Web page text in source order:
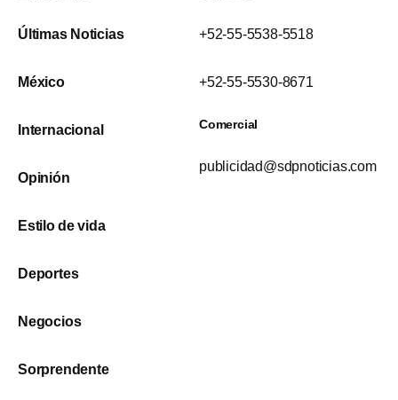
Últimas Noticias
México
Internacional
Opinión
Estilo de vida
Deportes
Negocios
Sorprendente
+52-55-5538-5518
+52-55-5530-8671
Comercial
publicidad@sdpnoticias.com